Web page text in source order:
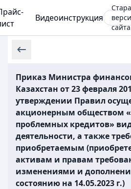
Видеоинструкция
сайта
Приказ Министра
Казахстан от 23 февраля
утверждении Правил
акционерным обществом
проблемных кредитов»
деятельности, а также
приобретаемым
активам и правам
изменениями и
состоянию на 14.05.2023 г.)